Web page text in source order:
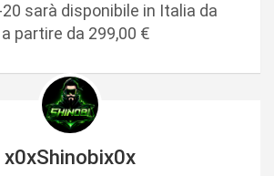
20 sarà disponibile in Italia da
partire da 299,00 €
x0xShinobix0x